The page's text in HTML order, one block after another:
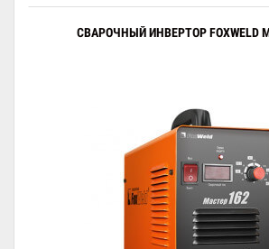
СВАРОЧНЫЙ ИНВЕРТОР FOXWELD